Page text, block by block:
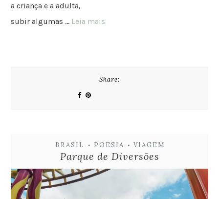
a criança e a adulta,
subir algumas … Leia mais
Share:
BRASIL • POESIA • VIAGEM
Parque de Diversões